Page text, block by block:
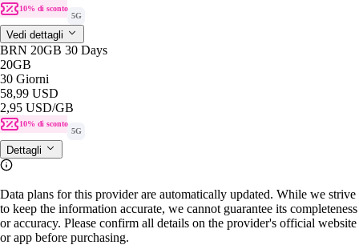
10% di sconto
5G
Vedi dettagli
BRN 20GB 30 Days
20GB
30 Giorni
58,99 USD
2,95 USD/GB
10% di sconto
5G
Dettagli
Data plans for this provider are automatically updated. While we strive
to keep the information accurate, we cannot guarantee its completeness
or accuracy. Please confirm all details on the provider's official website
or app before purchasing.